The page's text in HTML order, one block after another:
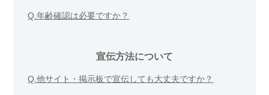
Q.年齢確認は必要ですか？
宣伝方法について
Q.他サイト・掲示板で宣伝しても大丈夫ですか？